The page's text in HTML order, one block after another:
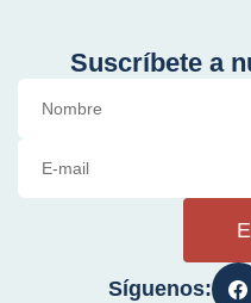
Suscríbete a
Síguenos: